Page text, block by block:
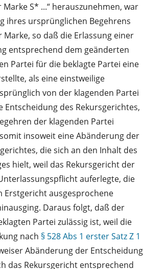
S* ...“ herauszunehmen, war
ihres ursprünglichen Begehrens
so daß die Erlassung einer
entsprechend dem geänderten
Partei für die beklagte Partei eine
als eine einstweilige
von der klagenden Partei
Entscheidung des Rekursgerichtes,
der klagenden Partei
insoweit eine Abänderung der
die sich an den Inhalt des
hielt, weil das Rekursgericht der
auferlegte, die
Erstgericht ausgesprochene
Daraus folgt, daß der
Partei zulässig ist, weil die
nach § 528 Abs 1 erster Satz Z 1
Abänderung der Entscheidung
das Rekursgericht entsprechend